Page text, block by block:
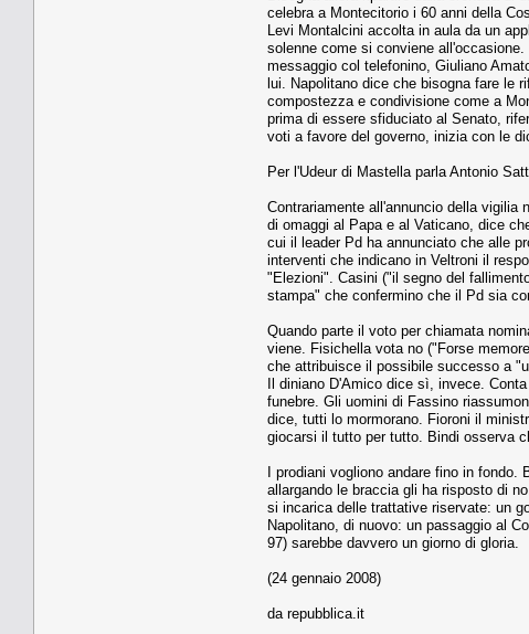
celebra a Montecitorio i 60 anni della
Levi Montalcini accolta in aula da un
solenne come si conviene
messaggio col telefonino, Giuliano
lui. Napolitano dice che bisogna fare le
compostezza e condivisione come a
prima di essere sfiduciato al Senato,
voti a favore del governo, inizia con le
Per l'Udeur di Mastella parla Antonio
Contrariamente all'annuncio della
di omaggi al Papa e al Vaticano, dice
cui il leader Pd ha annunciato che alle
interventi che indicano in Veltroni il
"Elezioni". Casini ("il segno del
stampa" che confermino che il Pd sia
Quando parte il voto per chiamata
viene. Fisichella vota no ("Forse
che attribuisce il possibile successo a
Il diniano D'Amico dice sì, invece.
funebre. Gli uomini di Fassino
dice, tutti lo mormorano. Fioroni il
giocarsi il tutto per tutto. Bindi osserva
I prodiani vogliono andare fino in
allargando le braccia gli ha risposto di
si incarica delle trattative riservate: un
Napolitano, di nuovo: un passaggio al
97) sarebbe davvero un giorno di gloria.
(24 gennaio 2008)
da repubblica.it